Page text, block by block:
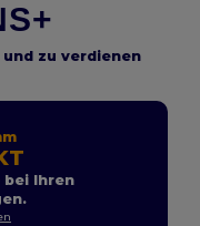
zu verdienen
bei Ihren